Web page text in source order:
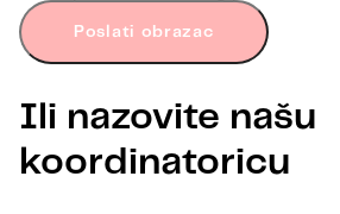
Poslati obrazac
Ili nazovite našu
koordinatoricu